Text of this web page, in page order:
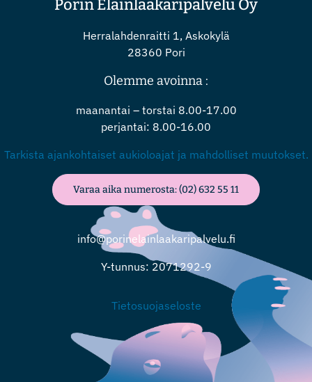
Porin Eläinlääkäripalvelu Oy
Herralahdenraitti 1, Askokylä
28360 Pori
Olemme avoinna :
maanantai – torstai 8.00-17.00
perjantai: 8.00-16.00
Tarkista ajankohtaiset aukioloajat ja mahdolliset muutokset.
Varaa aika numerosta: (02) 632 55 11
info@porinelainlaakaripalvelu.fi
Y-tunnus: 2071292-9
Tietosuojaseloste